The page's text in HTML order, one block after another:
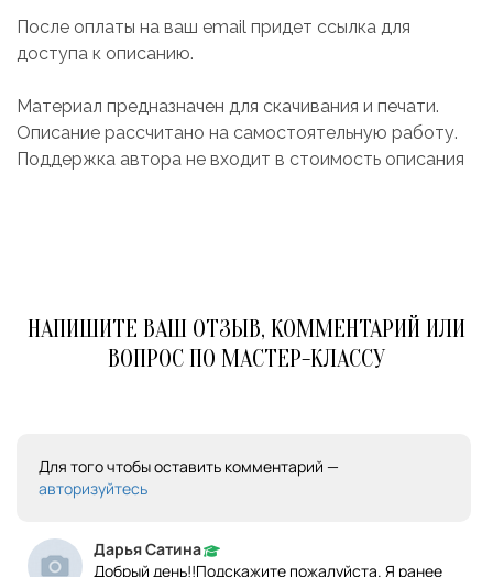
После оплаты на ваш email придет ссылка для
доступа к описанию.
Материал предназначен для скачивания и печати.
Описание рассчитано на самостоятельную работу.
Поддержка автора не входит в стоимость описания
НАПИШИТЕ ВАШ ОТЗЫВ, КОММЕНТАРИЙ ИЛИ
ВОПРОС ПО МАСТЕР-КЛАССУ
Для того чтобы оставить комментарий —
авторизуйтесь
Дарья Сатина
Добрый день!!Подскажите пожалуйста. Я ранее